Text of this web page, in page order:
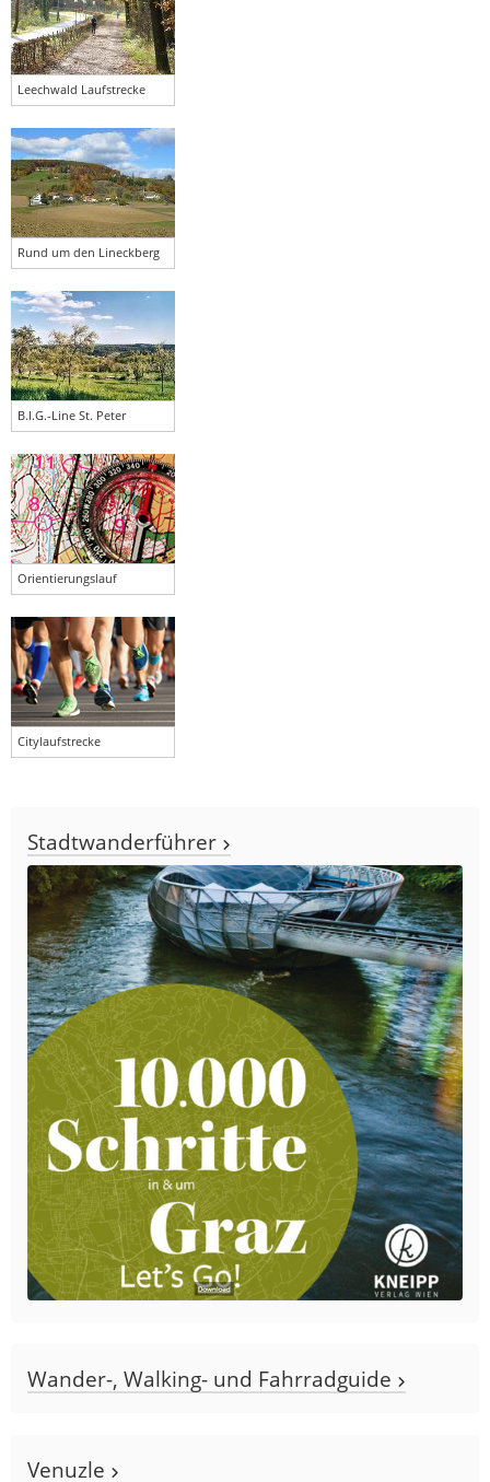
Leechwald Laufstrecke
Rund um den Lineckberg
B.I.G.-Line St. Peter
Orientierungslauf
Citylaufstrecke
Stadtwanderführer
Wander-, Walking- und Fahrradguide
Venuzle